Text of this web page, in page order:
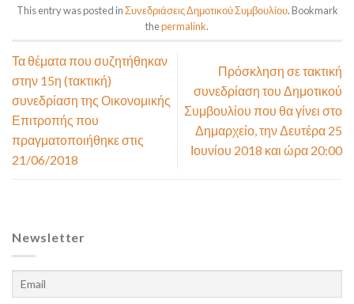
This entry was posted inΣυνεδριάσεις Δημοτικού Συμβουλίου. Bookmark
thepermalink.
Τα θέματα που συζητήθηκαν
στην 15η (τακτική)
συνεδρίαση της Οικονομικής
Επιτροπής που
πραγματοποιήθηκε στις
21/06/2018
Πρόσκληση σε τακτική
συνεδρίαση του Δημοτικού
Συμβουλίου που θα γίνει στο
Δημαρχείο, την Δευτέρα 25
Ιουνίου 2018 και ώρα 20:00
Newsletter